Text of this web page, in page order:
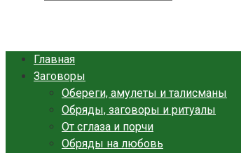
Главная
Заговоры
Обереги, амулеты и талисманы
Обряды, заговоры и ритуалы
От сглаза и порчи
Обряды на любовь